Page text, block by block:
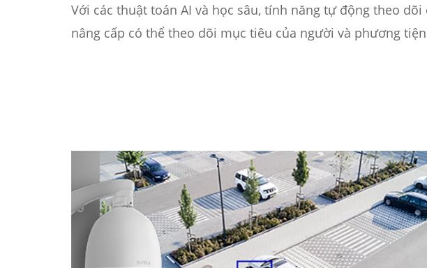
Với các thuật toán AI và học sâu, tính năng tự động theo dõi
nâng cấp có thể theo dõi mục tiêu của người và phương